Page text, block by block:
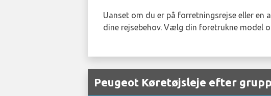
Uanset om du er på forretningsrejse eller en
dine rejsebehov. Vælg din foretrukne model
Peugeot Køretøjsleje efter